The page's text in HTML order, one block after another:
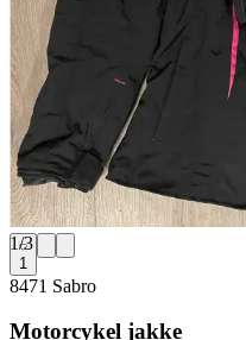
1/3
1
8471 Sabro
Motorcykel jakke